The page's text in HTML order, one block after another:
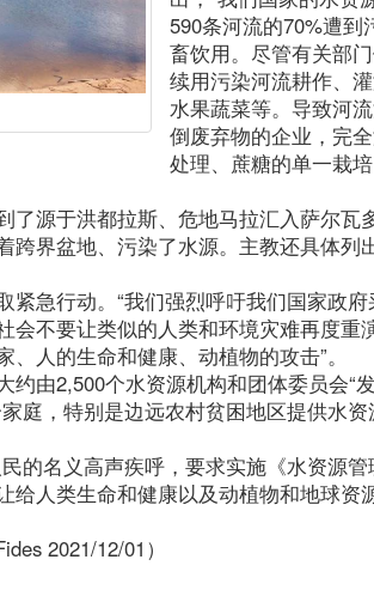
590条河流的70%遭到
畜饮用。尽管有关部
续用污染河流耕作、
水果蔬菜等。导致河
倒废弃物的企业，完
处理、蔗糖的单一栽
了源于洪都拉斯、危地马拉汇入萨尔瓦
跨界盆地、污染了水源。主教还具体列
紧急行动。“我们强烈呼吁我们国家政
会不要让类似的人类和环境灾难再度重
、人的生命和健康、动植物的攻击”。
约由2,500个水资源机构和团体委员会“
庭，特别是边远农村贫困地区提供水
的名义高声疾呼，要求实施《水资源
给人类生命和健康以及动植物和地球资
2021/12/01）